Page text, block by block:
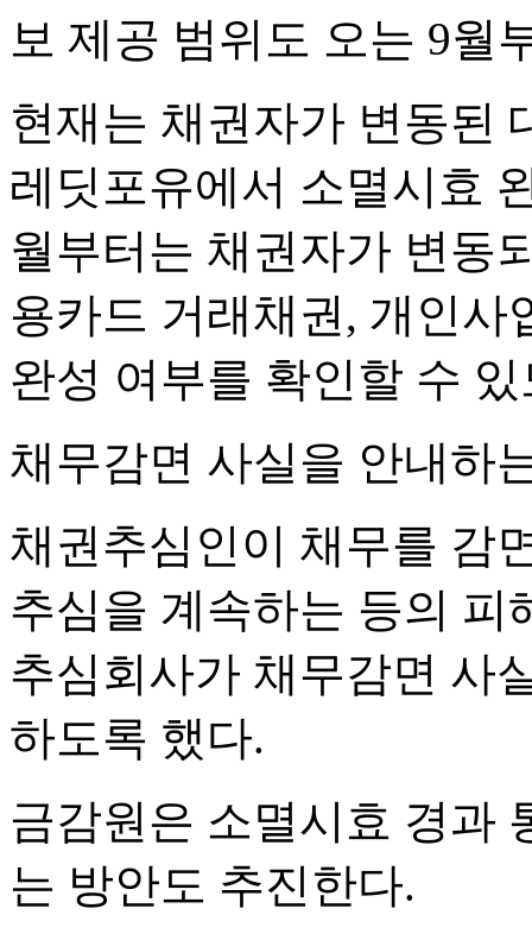
보 제공 범위도 오는 9월
현재는 채권자가 변동된
레딧포유에서 소멸시효
월부터는 채권자가 변동
용카드 거래채권, 개인사
완성 여부를 확인할 수
채무감면 사실을 안내하
채권추심인이 채무를 감
추심을 계속하는 등의 피
추심회사가 채무감면 사
하도록 했다.
금감원은 소멸시효 경과
는 방안도 추진한다.